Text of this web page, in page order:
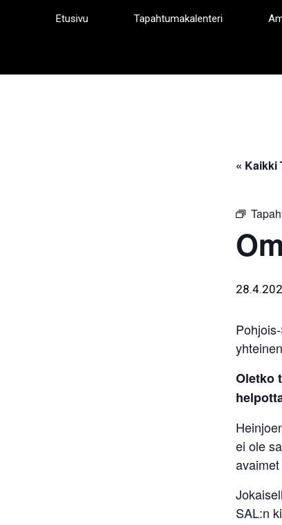
Etusivu Tapahtumakalenteri
« Kaikki
Oletko
ei ole
SAL:n